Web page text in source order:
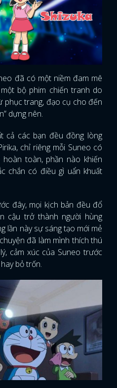
đã có một niềm đam mê
bộ phim chiến tranh do
phục trang, đạo cụ cho đến
dựng nên.
cả các bạn đều đồng lòng
chỉ riêng mỗi Suneo có
toàn, phần nào khiến
chắn có điều gì uẩn khuất
đây, mọi kịch bản đều đổ
cậu trở thành người hùng
lần này sự sáng tạo mới mẻ
đã làm mình thích thú
cảm xúc của Suneo trước
bỏ trốn.